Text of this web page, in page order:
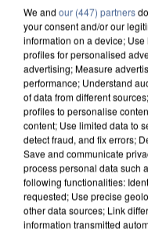
APRÈS TOUTES
DE FAUNE
We and our (447) partners
your consent and/or our
information on a device;
profiles for personalised
advertising; Measure
performance; Understand
of data from different
profiles to personalise
content; Use limited data to
detect fraud, and fix errors;
Save and communicate
process personal data such
following functionalities:
requested; Use precise
other data sources; Link
information transmitted